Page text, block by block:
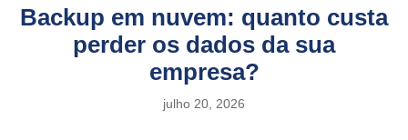
Backup em nuvem: quanto custa
perder os dados da sua
empresa?
julho 20, 2026